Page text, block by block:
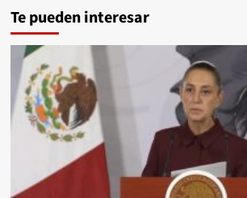
Te pueden interesar